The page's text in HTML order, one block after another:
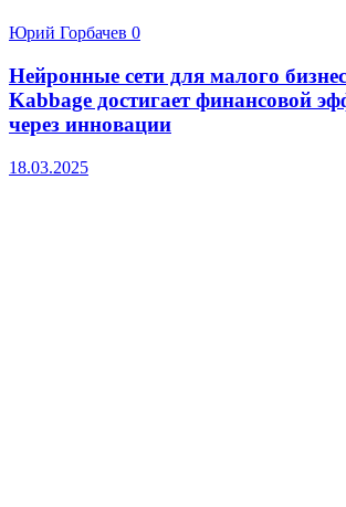
Юрий Горбачев 0
Нейронные сети для малого
Kabbage достигает финансовой
через инновации
18.03.2025